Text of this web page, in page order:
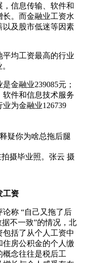
信息传输、软件和
。而金融业工资水
以及股市低迷等因素
均工资最高的行业
融业239085元；
件和信息技术服务
为金融业126739
摄毕业照。张云 摄
资
称 “自己又拖了后
不一致”的情况，北
括了从个人工资中
住房公积金的个人缴
念往往是税后工